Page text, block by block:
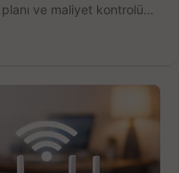
ve maliyet kontrolü